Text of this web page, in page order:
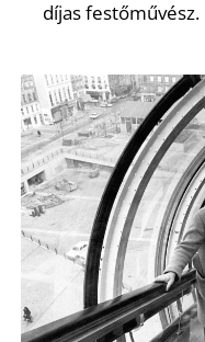
díjas festőművész.